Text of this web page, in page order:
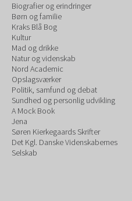
Biografier og erindringer
Børn og familie
Kraks Blå Bog
Kultur
Mad og drikke
Natur og videnskab
Nord Academic
Opslagsværker
Politik, samfund og debat
Sundhed og personlig udvikling
A Mock Book
Jena
Søren Kierkegaards Skrifter
Det Kgl. Danske Videnskabernes
Selskab